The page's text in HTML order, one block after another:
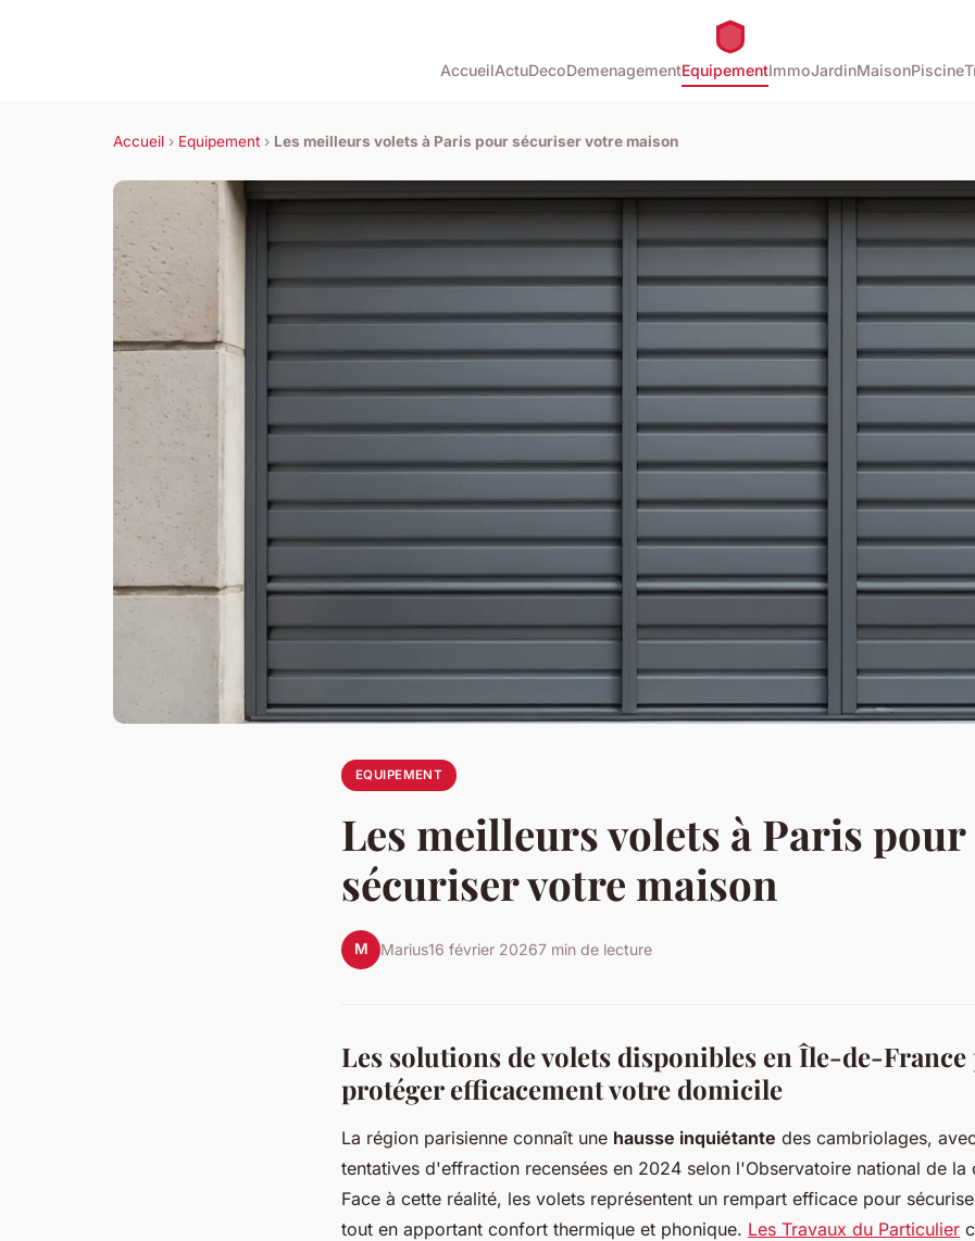
AccueilActuDecoDemenagementEquipementImmoJardinMaisonPiscine
Accueil › Equipement › Les meilleurs volets à Paris pour sécuriser votre maison
EQUIPEMENT
Les meilleurs volets à Paris pour
sécuriser votre maison
M Marius16 février 20267 min de lecture
Les solutions de volets disponibles en Île-de-
protéger efficacement votre domicile
La région parisienne connaît une hausse inquiétante des cambriolages,
tentatives d'effraction recensées en 2024 selon l'Observatoire national de la
Face à cette réalité, les volets représentent un rempart efficace pour
tout en apportant confort thermique et phonique. Les Travaux du Particulier